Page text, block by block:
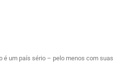
é um país sério – pelo menos com suas